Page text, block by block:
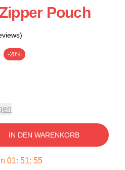
Pouch
-20%
IN DEN WARENKORB
01: 51: 54